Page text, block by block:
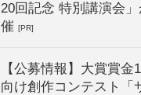
20回記念 特別講演会
催[PR]
【公募情報】大賞賞金
向け創作コンテスト「